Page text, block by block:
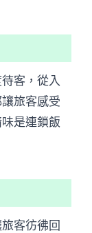
客，從入
旅客感受
是連鎖飯
客彷彿回